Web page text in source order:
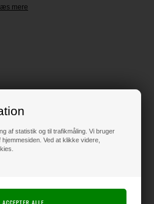
af statistik og til trafikmåling. Vi bruger
Ved at klikke videre,
mere